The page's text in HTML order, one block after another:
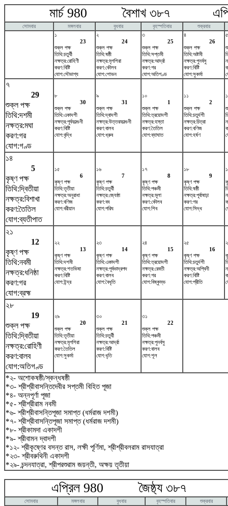
মার্চ 980 বৈশাখ ৩৮৭
সোমবার মঙ্গলবার বুধবার বৃহস্পতিবার
শুক্রবার
১
23
শুক্ল পক্ষ
তিথি:চতুর্থী
নক্ষত্র:রোহিণী
করণ:বিষ্টি
যোগ:সৌভাগ্য
২
24
শুক্ল পক্ষ
তিথি:ষষ্ঠী
নক্ষত্র:মৃগশিরা
করণ:কৌলব
যোগ:শোভন
৩
25
শুক্ল পক্ষ
তিথি:সপ্তমী
নক্ষত্র:আর্দ্রা
করণ:গর
যোগ:অতিগণ্ড
৪
26
শুক্ল পক্ষ
তিথি:অষ্টমী
নক্ষত্র:পুনর্বসু
করণ:বিষ্টি
যোগ:সুকর্মা
৫
৭
29
শুক্ল পক্ষ
তিথি:দশমী
নক্ষত্র:মঘা
করণ:গর
যোগ:গণ্ড
৮
30
শুক্ল পক্ষ
তিথি:একাদশী
নক্ষত্র:পূর্বফাল্গুনী
করণ:বিষ্টি
যোগ:বৃদ্ধি
৯
31
শুক্ল পক্ষ
তিথি:দ্বাদশী
নক্ষত্র:উত্তরফাল্গুনী
করণ:বালব
যোগ:ধ্রুব
১০
1
শুক্ল পক্ষ
তিথি:ত্রয়োদশী
নক্ষত্র:হস্তা
করণ:তৈতিল
যোগ:ব্যাঘাত
১১
2
শুক্ল পক্ষ
তিথি:চতুর্দশী
নক্ষত্র:চিত্রা
করণ:বণিজ
যোগ:হর্ষণ
১৪
5
কৃষ্ণ পক্ষ
তিথি:দ্বিতীয়া
নক্ষত্র:বিশাখা
করণ:তৈতিল
যোগ:ব্যতীপাত
১৫
6
কৃষ্ণ পক্ষ
তিথি:তৃতীয়া
নক্ষত্র:অনুরাধা
করণ:বণিজ
যোগ:বরীয়ান
১৬
7
কৃষ্ণ পক্ষ
তিথি:চতুর্থী
নক্ষত্র:জ্যেষ্ঠা
করণ:বব
যোগ:পরিঘ
১৭
8
কৃষ্ণ পক্ষ
তিথি:পঞ্চমী
নক্ষত্র:মূলা
করণ:কৌলব
যোগ:শিব
১৮
9
কৃষ্ণ পক্ষ
তিথি:ষষ্ঠী
নক্ষত্র:পূর্বাষাঢ়া
করণ:গর
যোগ:সিদ্ধ
২১
12
কৃষ্ণ পক্ষ
তিথি:নবমী
নক্ষত্র:ধনিষ্ঠা
করণ:গর
যোগ:ব্রহ্ম
২২
13
কৃষ্ণ পক্ষ
তিথি:দশমী
নক্ষত্র:শতভিষ‌া
করণ:বিষ্টি
যোগ:ইন্দ্র
২৩
14
কৃষ্ণ পক্ষ
তিথি:একাদশী
নক্ষত্র:পূর্বভাদ্রপদ
করণ:বালব
যোগ:বৈধৃতি
২৪
15
কৃষ্ণ পক্ষ
তিথি:ত্রয়োদশী
নক্ষত্র:রেবতী
করণ:গর
যোগ:বিষ্কুম্ভ
২৫
16
কৃষ্ণ পক্ষ
তিথি:চতুর্দশী
নক্ষত্র:অশ্বিনী
করণ:বিষ্টি
যোগ:প্রীতি
২৮
19
শুক্ল পক্ষ
তিথি:দ্বিতীয়া
নক্ষত্র:রোহিণী
করণ:বালব
যোগ:অতিগণ্ড
২৯
20
শুক্ল পক্ষ
তিথি:তৃতীয়া
নক্ষত্র:মৃগশিরা
করণ:তৈতিল
যোগ:সুকর্মা
৩০
21
শুক্ল পক্ষ
তিথি:চতুর্থী
নক্ষত্র:আর্দ্রা
করণ:বিষ্টি
যোগ:ধৃতি
৩১
22
শুক্ল পক্ষ
তিথি:পঞ্চমী
নক্ষত্র:পুনর্বসু
করণ:বালব
যোগ:শূল
*২- অশোকষষ্ঠী/স্কন্ধষষ্ঠী
*৩- শ্রীশ্রীবাসন্তিদেবীর সপ্তমী বিহিত পূজা
*৪- অন্নপূর্ণা পূজা
*৫- শ্রীশ্রীরাম নবমী
*৬- শ্রীশ্রীবাসন্তিপূজা সমাপ্ত (ধর্মরাজ দশমী)
*৭- শ্রীশ্রীবাসন্তিপূজা সমাপ্ত (ধর্মরাজ দশমী)
*৮- শ্রীকামদা একাদশী
*৯- শ্রীবামন দ্বাদশী
*১২- শ্রীকৃষ্ণের বসন্ত রাস, লক্ষী পূর্ণিমা, শ্রীশ্রীবলরাম রাসযাত্রা
*২৩- শ্রীবরুথিনী একাদশী
*২৯- চন্দনযাত্রা, শ্রীপরশুরাম জয়ন্তী, অক্ষয় তৃতীয়া
এপ্রিল 980 জৈষ্ঠ্য ৩৮৭
সোমবার মঙ্গলবার বুধবার বৃহস্পতিবার
শুক্রবার